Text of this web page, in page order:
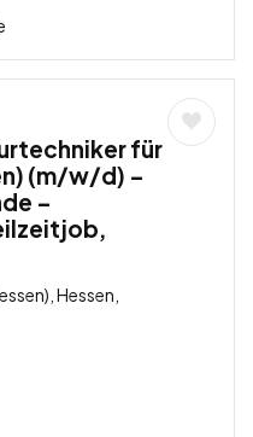
für
(m/w/d) –
–
Hessen,